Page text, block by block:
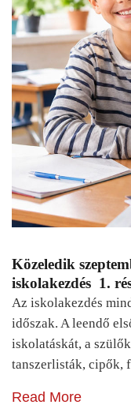
Közeledik
iskolakezdés 1.
Az iskolakezdés
időszak. A leendő
iskolatáskát, a
tanszerlisták, cipők,
Read More